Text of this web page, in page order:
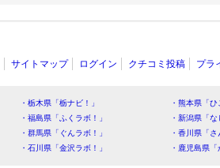
サイトマップ ログイン クチコミ投稿 プラ
・栃木県「栃ナビ！」
・熊本県「
・福島県「ふくラボ！」
・新潟県「
・群馬県「ぐんラボ！」
・香川県「
・石川県「金沢ラボ！」
・鹿児島県